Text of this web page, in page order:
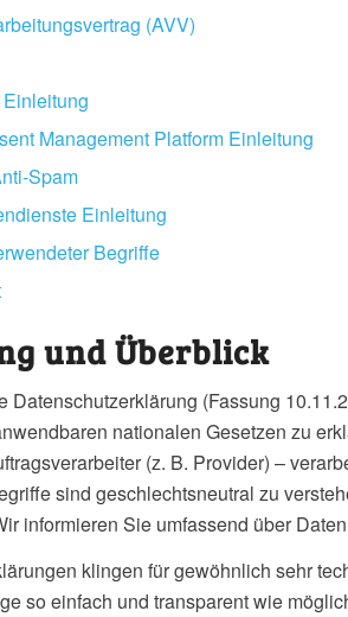
(AVV)
Management Platform Einleitung
Spam
Einleitung
Begriffe
und Überblick
Datenschutzerklärung (Fassung
nationalen Gesetzen zu
(z. B. Provider) –
sind geschlechtsneutral zu
informieren Sie umfassend über
klingen für gewöhnlich sehr
so einfach und transparent wie